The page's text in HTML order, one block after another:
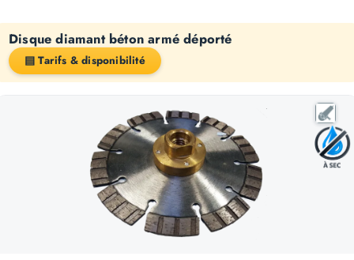
Disque diamant béton armé déporté
▤ Tarifs & disponibilité